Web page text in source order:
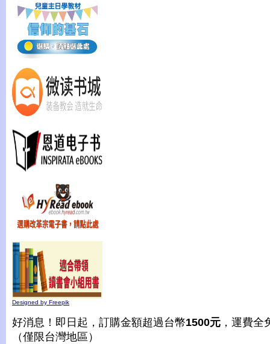
Designed by Freepik
好消息！即日起，訂購金額超過台幣1500元 ，運費全
（僅限台灣地區）